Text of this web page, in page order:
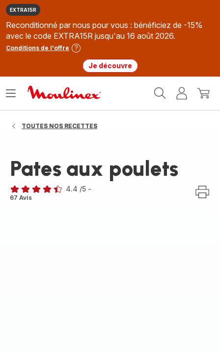
EXTRA15R
Reconditionné par nous pour vous : bénéficiez de -15%
avec le code EXTRA15R jusqu'au 16 août 2026.
Conditions de l'offre
Je découvre
MonMon
Ouvrir
TOUTES NOS RECETTES
Pates aux poulets
ratings.4.4
4.4 /5 -
67 Avis